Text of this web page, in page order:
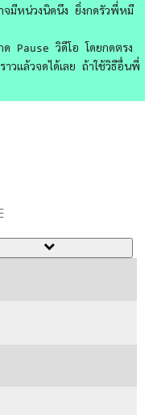
มีหน่วงนิดนึง ยิ่งกดรัวพี่หมี
ด Pause วิดีโอ โดยกดตรง
วแล้วจดได้เลย ถ้าใช้วิธีอื่นพี่